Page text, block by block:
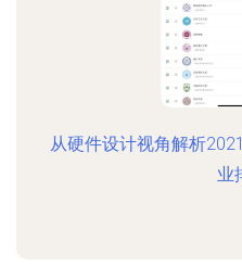
从硬件设计视角解析
业